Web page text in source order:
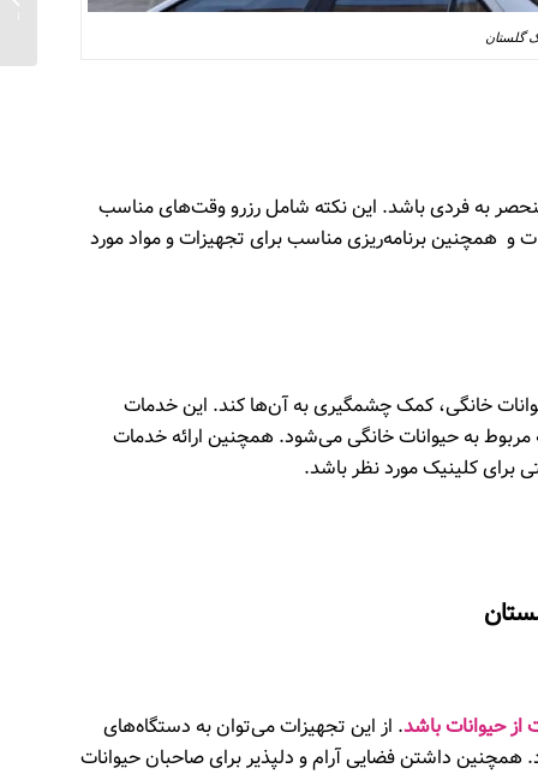
گلستان
به فردی باشد. این نکته شامل رزرو وقت‌های مناسب
و همچنین برنامه‌ریزی مناسب برای تجهیزات و مواد مورد
خانگی، کمک چشمگیری به آن‌ها کند. این خدمات
به حیوانات خانگی می‌شود. همچنین ارائه خدمات
برای کلینیک مورد نظر باشد.
از حیوانات باشد. از این تجهیزات می‌توان به دستگاه‌های
همچنین داشتن فضایی آرام و دلپذیر برای صاحبان حیوانات
جهان